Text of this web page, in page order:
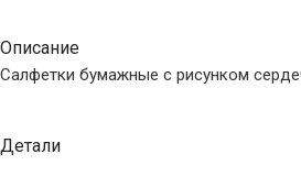
Описание
Салфетки бумажные с рисунком
Детали